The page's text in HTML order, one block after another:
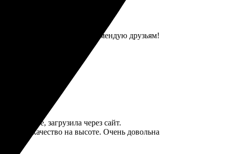
— пришло вовремя. Рекомендую друзьям!
загрузила через сайт.
яркие, качество на высоте. Очень довольна